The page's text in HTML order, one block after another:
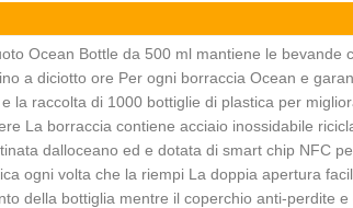
Ocean Bottle da 500 ml mantiene le bevande
a diciotto ore Per ogni borraccia Ocean e
la raccolta di 1000 bottiglie di plastica per
La borraccia contiene acciaio inossidabile
dalloceano ed e dotata di smart chip NFC
ogni volta che la riempi La doppia apertura
della bottiglia mentre il coperchio anti-perdite e